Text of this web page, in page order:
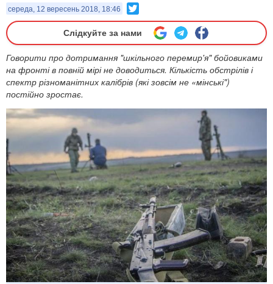
середа, 12 вересень 2018, 18:46
Слідкуйте за нами
Говорити про дотримання "шкільного перемир'я" бойовиками
на фронті в повній мірі не доводиться. Кількість обстрілів і
спектр різноманітних калібрів (які зовсім не «мінські")
постійно зростає.